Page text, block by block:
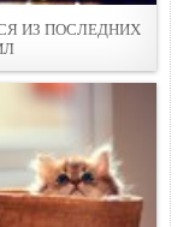
ИЗ ПОСЛЕДНИХ